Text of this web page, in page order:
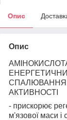
Опис
Опис
СПАЛЮВАННЯ
АКТИВНОСТІ
- прискорює
м'язової маси і